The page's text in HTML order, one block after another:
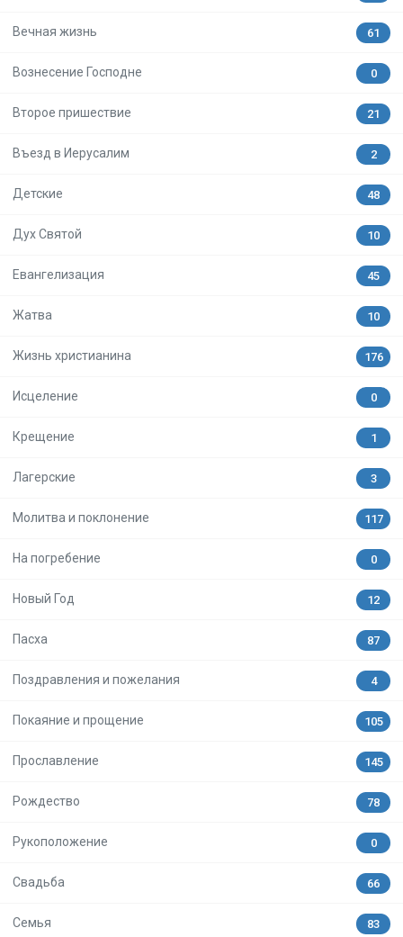
Вечная жизнь 61
Вознесение Господне 0
Второе пришествие 21
Въезд в Иерусалим 2
Детские 48
Дух Святой 10
Евангелизация 45
Жатва 10
Жизнь христианина 176
Исцеление 0
Крещение 1
Лагерские 3
Молитва и поклонение 117
На погребение 0
Новый Год 12
Пасха 87
Поздравления и пожелания 4
Покаяние и прощение 105
Прославление 145
Рождество 78
Рукоположение 0
Свадьба 66
Семья 83